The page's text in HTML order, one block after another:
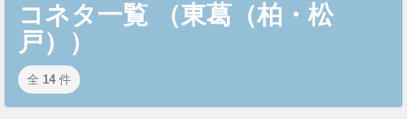
コネタ一覧 （東葛（柏・松
戸））
全 14 件